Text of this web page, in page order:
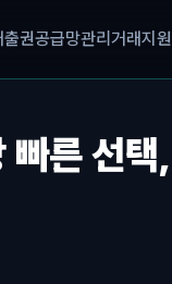
출권공급망관리 거래지원
른 선택,